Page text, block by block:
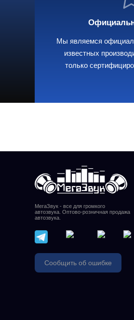
Мы являемся
известных
только
МегаЗвук - все для громкого
автозвука. Оптово-розничная продажа
автозвука.
Сообщить об ошибке